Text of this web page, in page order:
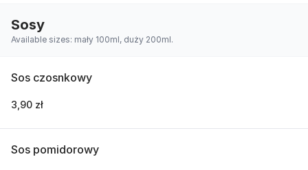
Sosy
Available sizes: mały 100ml, duży 200ml.
Sos czosnkowy
3,90 zł
Sos pomidorowy